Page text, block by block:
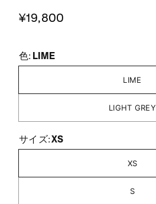
¥19,800
色: LIME
LIME
LIGHT GREY
サイズ:XS
XS
S